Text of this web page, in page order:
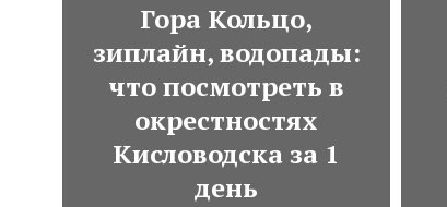
Гора Кольцо,
зиплайн, водопады:
что посмотреть в
окрестностях
Кисловодска за 1
день